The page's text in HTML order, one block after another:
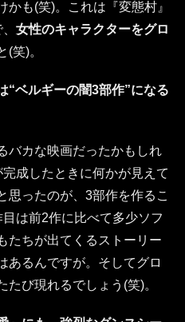
も(笑)。これは『変態村』
女性のキャラクターをグロ
(笑)。
ベルギーの闇3部作”になる
バカな映画だったかもしれ
成したときに何かが見えて
思ったのが、3部作を作るこ
は前2作に比べて多少ソフ
たちが出てくるストーリー
あるんですが。そしてグロ
たび現れるでしょう(笑)。